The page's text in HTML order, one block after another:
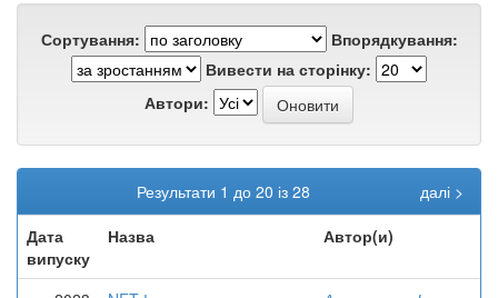
Сортування:
Впорядкування:
Вивести на сторінку:
Автори:
Результати 1 до 20 із 28
далі >
Дата
випуску
Назва Автор(и)